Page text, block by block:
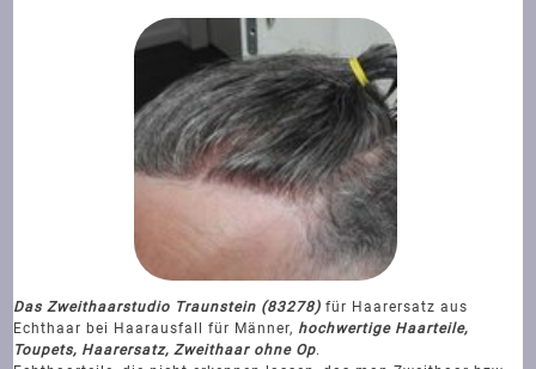
Das Zweithaarstudio Traunstein (83278) für Haarersatz aus
Echthaar bei Haarausfall für Männer, hochwertige Haarteile,
Toupets, Haarersatz, Zweithaar ohne Op.